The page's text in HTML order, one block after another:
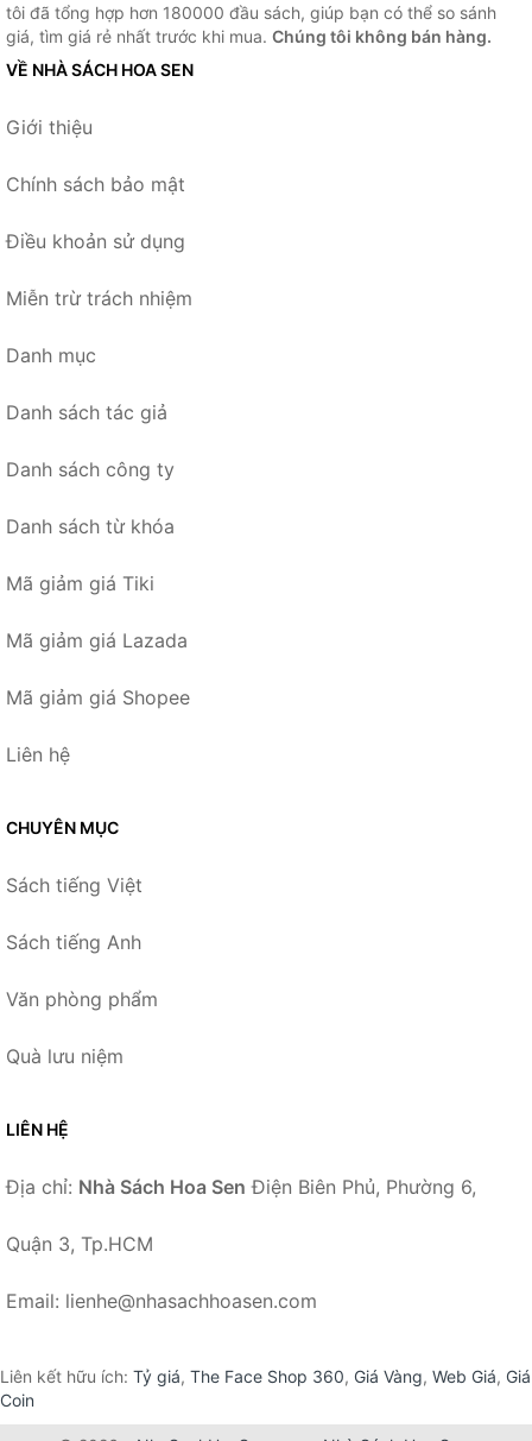
tôi đã tổng hợp hơn 180000 đầu sách, giúp bạn có thể so sánh
giá, tìm giá rẻ nhất trước khi mua. Chúng tôi không bán hàng.
VỀ NHÀ SÁCH HOA SEN
Giới thiệu
Chính sách bảo mật
Điều khoản sử dụng
Miễn trừ trách nhiệm
Danh mục
Danh sách tác giả
Danh sách công ty
Danh sách từ khóa
Mã giảm giá Tiki
Mã giảm giá Lazada
Mã giảm giá Shopee
Liên hệ
CHUYÊN MỤC
Sách tiếng Việt
Sách tiếng Anh
Văn phòng phẩm
Quà lưu niệm
LIÊN HỆ
Địa chỉ: Nhà Sách Hoa Sen Điện Biên Phủ, Phường 6,
Quận 3, Tp.HCM
Email: lienhe@nhasachhoasen.com
Liên kết hữu ích: Tỷ giá, The Face Shop 360, Giá Vàng, Web Giá, Giá
Coin